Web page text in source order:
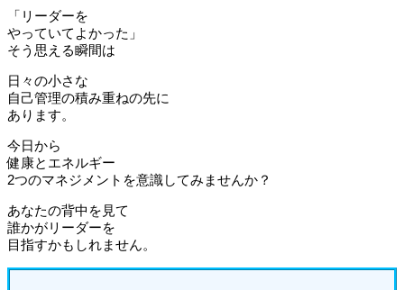
「リーダーを
やっていてよかった」
そう思える瞬間は
日々の小さな
自己管理の積み重ねの先に
あります。
今日から
健康とエネルギー
2つのマネジメントを意識してみませんか？
あなたの背中を見て
誰かがリーダーを
目指すかもしれません。